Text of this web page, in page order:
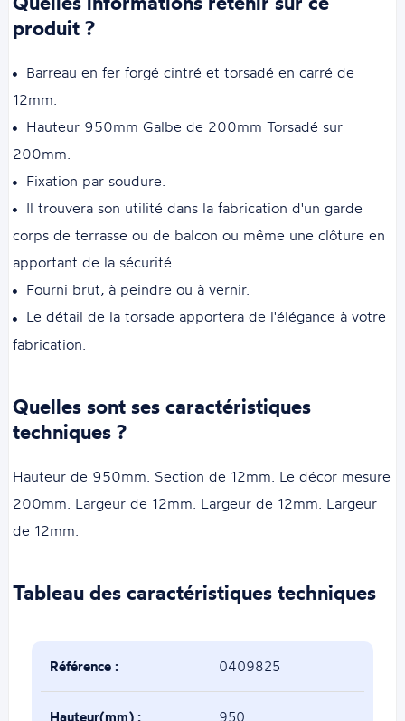
produit ?
Barreau en fer forgé cintré et torsadé en carré de
12mm.
Hauteur 950mm Galbe de 200mm Torsadé sur
200mm.
Fixation par soudure.
Il trouvera son utilité dans la fabrication d'un garde
corps de terrasse ou de balcon ou même une clôture en
apportant de la sécurité.
Fourni brut, à peindre ou à vernir.
Le détail de la torsade apportera de l'élégance à votre
fabrication.
Quelles sont ses caractéristiques
techniques ?
Hauteur de 950mm. Section de 12mm. Le décor mesure
200mm. Largeur de 12mm. Largeur de 12mm. Largeur
de 12mm.
Tableau des caractéristiques techniques
Référence : 0409825
Hauteur(mm) : 950